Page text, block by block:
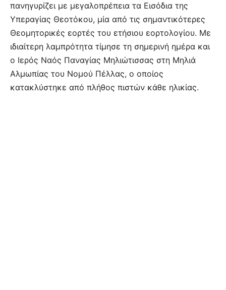
πανηγυρίζει με μεγαλοπρέπεια τα Εισόδια της
Υπεραγίας Θεοτόκου, μία από τις σημαντικότερες
Θεομητορικές εορτές του ετήσιου εορτολογίου. Με
ιδιαίτερη λαμπρότητα τίμησε τη σημερινή ημέρα και
ο Ιερός Ναός Παναγίας Μηλιώτισσας στη Μηλιά
Αλμωπίας του Νομού Πέλλας, ο οποίος
κατακλύστηκε από πλήθος πιστών κάθε ηλικίας.